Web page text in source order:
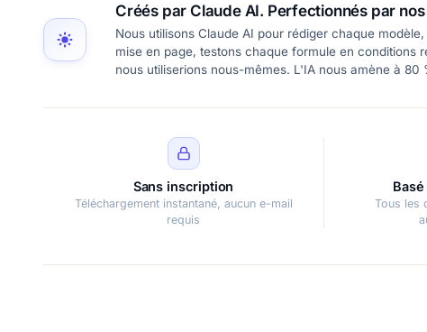
Créés par Claude AI. Perfectionnés par nos
Nous utilisons Claude AI pour rédiger chaque
mise en page, testons chaque formule en conditions
nous utiliserions nous-mêmes. L'IA nous amène à
Sans inscription
Téléchargement instantané, aucun e-mail
requis
Tous les